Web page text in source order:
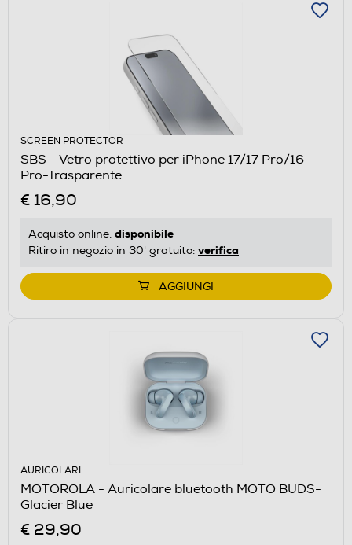
SCREEN PROTECTOR
SBS - Vetro protettivo per iPhone 17/17 Pro/16
Pro-Trasparente
€ 16,90
Acquisto online: disponibile
Ritiro in negozio in 30' gratuito: verifica
AGGIUNGI
AURICOLARI
MOTOROLA - Auricolare bluetooth MOTO BUDS-
Glacier Blue
€ 29,90